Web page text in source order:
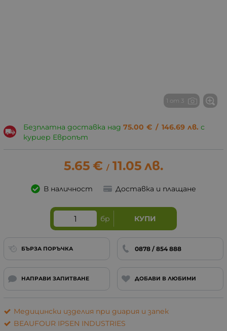
1 от 3
Безплатна доставка над 75.00 € / 146.69 лв. с
куриер Европът
5.65 € / 11.05 лв.
В наличност Доставка и плащане
бр КУПИ
БЪРЗА ПОРЪЧКА 0878 / 854 888
НАПРАВИ ЗАПИТВАНЕ ДОБАВИ В ЛЮБИМИ
Медицински изделия при диария и запек
BEAUFOUR IPSEN INDUSTRIES